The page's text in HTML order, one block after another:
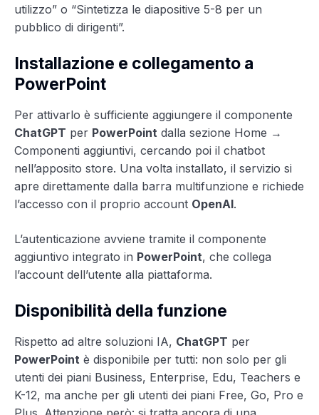
utilizzo” o “Sintetizza le diapositive 5-8 per un
pubblico di dirigenti”.
Installazione e collegamento a
PowerPoint
Per attivarlo è sufficiente aggiungere il componente
ChatGPT per PowerPoint dalla sezione Home →
Componenti aggiuntivi, cercando poi il chatbot
nell’apposito store. Una volta installato, il servizio si
apre direttamente dalla barra multifunzione e richiede
l’accesso con il proprio account OpenAI.
L’autenticazione avviene tramite il componente
aggiuntivo integrato in PowerPoint, che collega
l’account dell’utente alla piattaforma.
Disponibilità della funzione
Rispetto ad altre soluzioni IA, ChatGPT per
PowerPoint è disponibile per tutti: non solo per gli
utenti dei piani Business, Enterprise, Edu, Teachers e
K-12, ma anche per gli utenti dei piani Free, Go, Pro e